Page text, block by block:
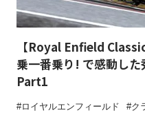
【Royal Enfield
乗一番乗り! で感動し
Part1
ロイヤルエンフィールド ク